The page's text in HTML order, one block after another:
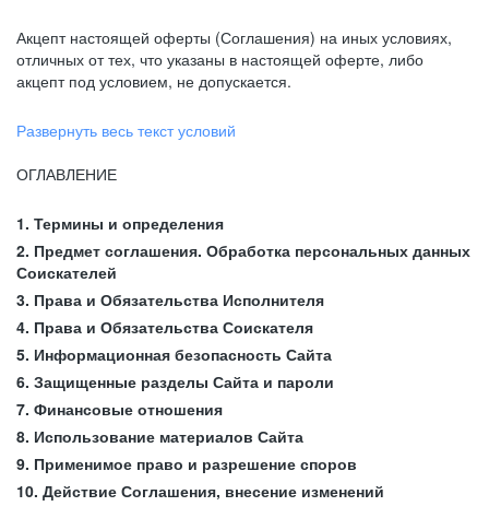
Акцепт настоящей оферты (Соглашения) на иных условиях,
отличных от тех, что указаны в настоящей оферте, либо
акцепт под условием, не допускается.
Развернуть весь текст условий
ОГЛАВЛЕНИЕ
1. Термины и определения
2. Предмет соглашения. Обработка персональных данных
Соискателей
3. Права и Обязательства Исполнителя
4. Права и Обязательства Соискателя
5. Информационная безопасность Сайта
6. Защищенные разделы Сайта и пароли
7. Финансовые отношения
8. Использование материалов Сайта
9. Применимое право и разрешение споров
10. Действие Соглашения, внесение изменений